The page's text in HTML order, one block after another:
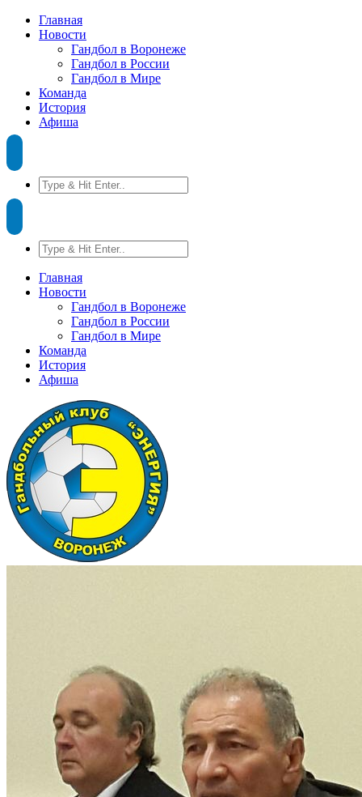
Главная
Новости
Гандбол в Воронеже
Гандбол в России
Гандбол в Мире
Команда
История
Афиша
Главная
Новости
Гандбол в Воронеже
Гандбол в России
Гандбол в Мире
Команда
История
Афиша